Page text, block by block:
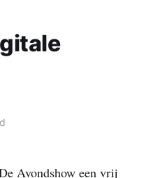
Avondshow een vrij